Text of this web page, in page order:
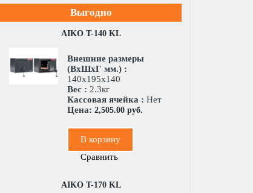
Выгодно
AIKO T-140 KL
Внешние размеры
(ВхШхГ мм.) :
140x195x140
Вес : 2.3кг
Кассовая ячейка : Нет
Цена: 2,505.00 руб.
В корзину
Сравнить
AIKO T-170 KL